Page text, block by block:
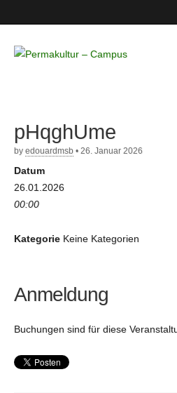
– Campus
pHqghUme
by edouardmsb • 26. Januar 2026
Datum
26.01.2026
00:00
Kategorie Keine Kategorien
Anmeldung
Buchungen sind für diese